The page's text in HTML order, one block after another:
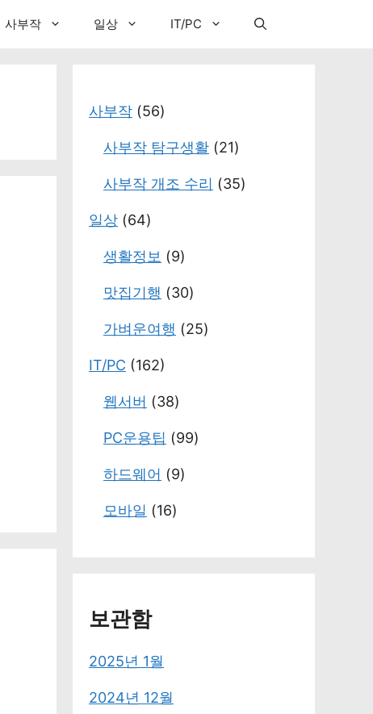
사부작 일상 IT/PC
사부작 (56)
사부작 탐구생활 (21)
사부작 개조 수리 (35)
일상 (64)
생활정보 (9)
맛집기행 (30)
가벼운여행 (25)
IT/PC (162)
웹서버 (38)
PC운용팁 (99)
하드웨어 (9)
모바일 (16)
보관함
2025년 1월
2024년 12월